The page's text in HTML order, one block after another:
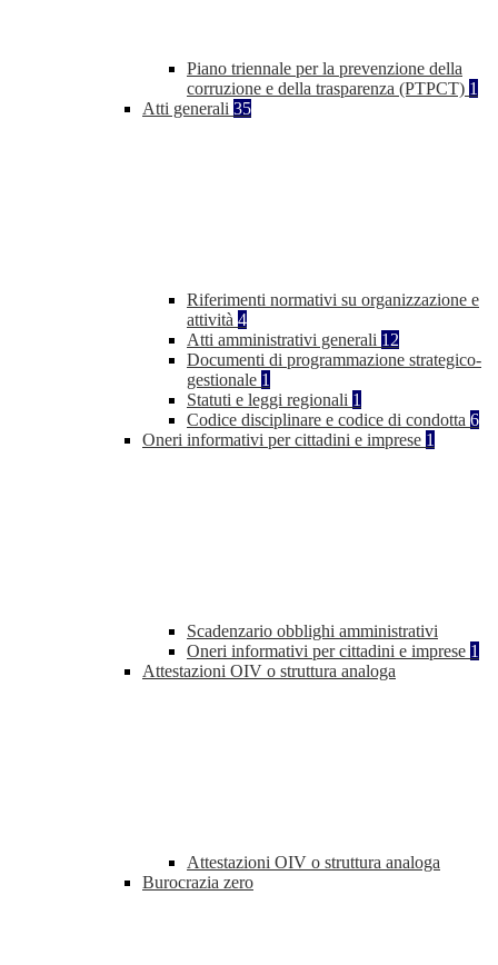
Piano triennale per la prevenzione della
corruzione e della trasparenza (PTPCT) 1
Atti generali 35
Riferimenti normativi su organizzazione e
attività 4
Atti amministrativi generali 12
Documenti di programmazione strategico-
gestionale 1
Statuti e leggi regionali 1
Codice disciplinare e codice di condotta 6
Oneri informativi per cittadini e imprese 1
Scadenzario obblighi amministrativi
Oneri informativi per cittadini e imprese 1
Attestazioni OIV o struttura analoga
Attestazioni OIV o struttura analoga
Burocrazia zero